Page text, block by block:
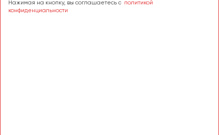
Нажимая на кнопку, вы соглашаетесь с политикой
конфиденциальности